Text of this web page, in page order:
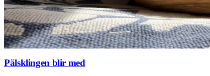
Pälsklingen blir med